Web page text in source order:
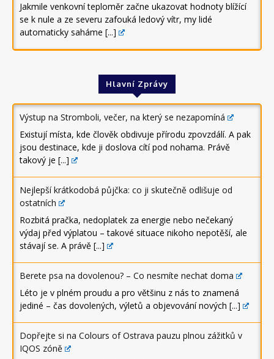
Jakmile venkovní teploměr začne ukazovat hodnoty blížící
se k nule a ze severu zafouká ledový vítr, my lidé
automaticky saháme [...]
Hlavní Zprávy
Výstup na Stromboli, večer, na který se nezapomíná
Existují místa, kde člověk obdivuje přírodu zpovzdálí. A pak
jsou destinace, kde ji doslova cítí pod nohama. Právě
takový je [...]
Nejlepší krátkodobá půjčka: co ji skutečně odlišuje od
ostatních
Rozbitá pračka, nedoplatek za energie nebo nečekaný
výdaj před výplatou – takové situace nikoho nepotěší, ale
stávají se. A právě [...]
Berete psa na dovolenou? – Co nesmíte nechat doma
Léto je v plném proudu a pro většinu z nás to znamená
jediné – čas dovolených, výletů a objevování nových [...]
Dopřejte si na Colours of Ostrava pauzu plnou zážitků v
IQOS zóně